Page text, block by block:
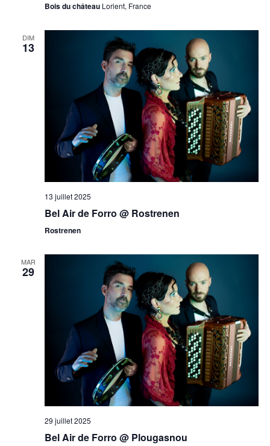
Bois du château Lorient, France
DIM
13
13 juillet 2025
Bel Air de Forro @ Rostrenen
Rostrenen
MAR
29
29 juillet 2025
Bel Air de Forro @ Plougasnou